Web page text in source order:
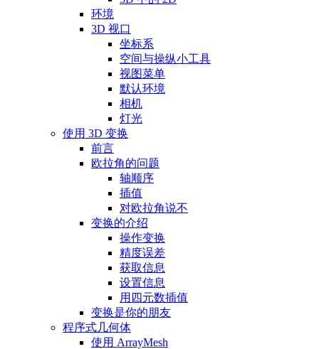
环境
3D 视口
坐标系
空间与操纵小工具
视图菜单
默认环境
相机
灯光
使用 3D 变换
前言
欧拉角的问题
轴顺序
插值
对欧拉角说不
变换的介绍
操作变换
精度误差
获取信息
设置信息
用四元数插值
变换是你的朋友
程序式几何体
使用 ArrayMesh